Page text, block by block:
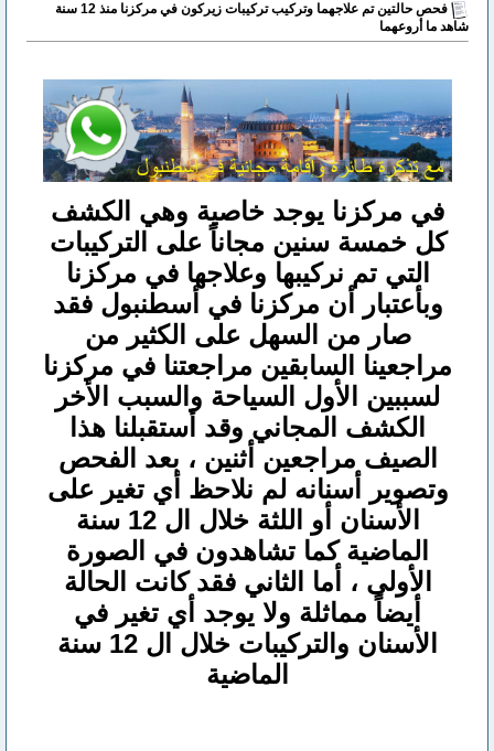
فحص حالتين تم علاجهما وتركيب تركيبات زيركون في مركزنا منذ 12 سنة
شاهد ما أروعهما
في مركزنا يوجد خاصية وهي الكشف
كل خمسة سنين مجاناً على التركيبات
التي تم نركيبها وعلاجها في مركزنا
وبأعتبار أن مركزنا في أسطنبول فقد
صار من السهل على الكثير من
مراجعينا السابقين مراجعتنا في مركزنا
لسببين الأول السياحة والسبب الأخر
الكشف المجاني وقد أستقبلنا هذا
الصيف مراجعين أثنين ، بعد الفحص
وتصوير أسنانه لم نلاحظ أي تغير على
الأسنان أو اللثة خلال ال 12 سنة
الماضية كما تشاهدون في الصورة
الأولى ، أما الثاني فقد كانت الحالة
أيضاً مماثلة ولا يوجد أي تغير في
الأسنان والتركيبات خلال ال 12 سنة
الماضية